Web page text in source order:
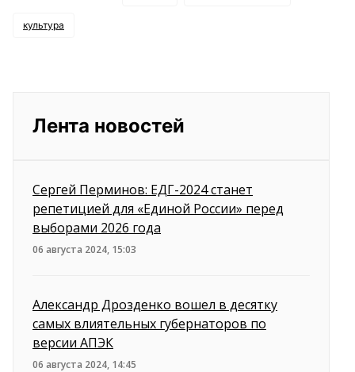
культура
Лента новостей
Сергей Перминов: ЕДГ-2024 станет
репетицией для «Единой России» перед
выборами 2026 года
06 августа 2024, 15:03
Александр Дрозденко вошел в десятку
самых влиятельных губернаторов по
версии АПЭК
06 августа 2024, 14:45